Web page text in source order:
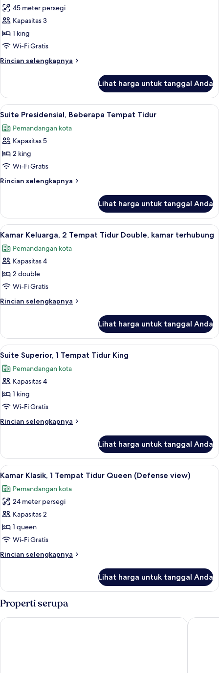
Twin
(Defense
view)
untuk
Suite
Junior,
1
Tidur
degrees
view)
45 meter persegi
Kapasitas 3
1 king
Wi-Fi Gratis
Rincian selengkapnya
Rincian
Suite
Junior,
1
Tidur
King
degrees
view)
Lihat harga untuk tanggal Anda
Lihat
semua
foto
untuk
Suite
Presidensial,
Beberapa
Tempat
Suite Presidensial, Beberapa
8
Suite Presidensial, Beberapa Tempat Tidur
Pemandangan kota
Kapasitas 5
2 king
Wi-Fi Gratis
Rincian selengkapnya
Rincian
Suite
Presidensial,
Beberapa
Tidur
Lihat harga untuk tanggal Anda
Lihat
semua
foto
untuk
Kamar
Keluarga,
2
Tempat
Double,
kamar
terhubung
Seprai premium, brankas, meja
4
Kamar Keluarga, 2 Tempat Tidur Double, kamar terhubung
Pemandangan kota
Kapasitas 4
2 double
Wi-Fi Gratis
Rincian selengkapnya
Rincian
Kamar
Keluarga,
2
Tidur
Double,
terhubung
Lihat harga untuk tanggal Anda
Lihat
semua
foto
untuk
Suite
Superior,
1
Tempat
King
Suite Superior, 1 Tempat Tidur King
7
Suite Superior, 1 Tempat Tidur King
Pemandangan kota
Kapasitas 4
1 king
Wi-Fi Gratis
Rincian selengkapnya
Rincian
Suite
Superior,
1
Tidur
King
Lihat harga untuk tanggal Anda
Lihat
semua
foto
untuk
Kamar
Klasik,
1
Tidur
view)
6
Kamar Klasik, 1 Tempat Tidur Queen (Defense view)
Pemandangan kota
24 meter persegi
Kapasitas 2
1 queen
Wi-Fi Gratis
Rincian selengkapnya
Rincian
Kamar
Klasik,
1
Tempat
Tidur
Lihat harga untuk tanggal Anda
Properti serupa
Hilton Paris La Defense Hotel citizenM